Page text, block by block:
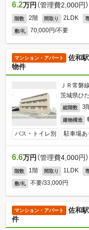
6.2万円 （管理費2,000円）
階数 2階 間取り 2LDK
敷/礼 70,000円/不要
マンション・アパート
佐和
物件
ＪＲ常磐
茨城県ひ
総階数 3
建物構造
バス・トイレ別 駐車場あ
6.6万円 （管理費4,000円）
階数 1階 間取り 1LDK
敷/礼 不要/33,000円
マンション・アパート
佐和
件